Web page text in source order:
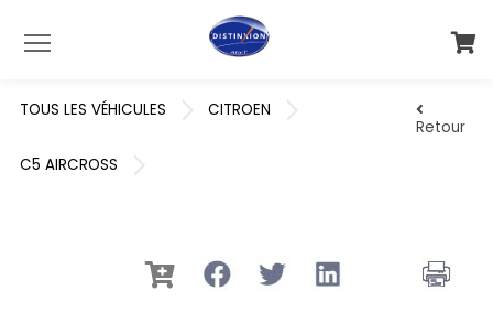
TOUS LES VÉHICULES CITROEN
C5 AIRCROSS
Retour